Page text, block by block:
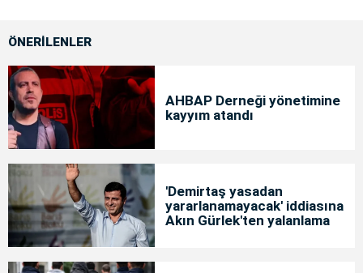
ÖNERİLENLER
AHBAP Derneği yönetimine
kayyım atandı
'Demirtaş yasadan
yararlanamayacak' iddiasına
Akın Gürlek'ten yalanlama